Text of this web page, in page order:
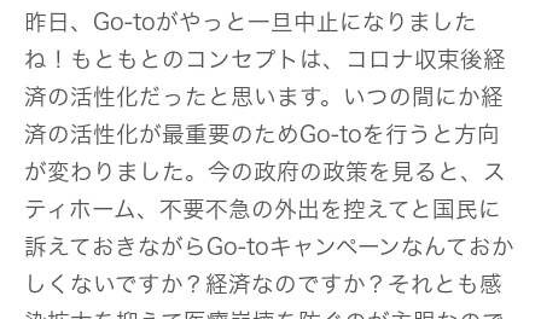
昨日、Go-toがやっと一旦中止になりました
ね！もともとのコンセプトは、コロナ収束後経
済の活性化だったと思います。いつの間にか経
済の活性化が最重要のためGo-toを行うと方向
が変わりました。今の政府の政策を見ると、ス
ティホーム、不要不急の外出を控えてと国民に
訴えておきながらGo-toキャンペーンなんておか
しくないですか？経済なのですか？それとも感